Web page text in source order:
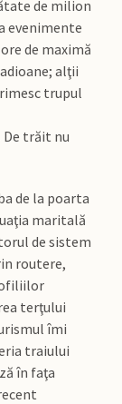
de milion
evenimente
de maximă
alţii
trupul
trăit nu
de la poarta
maritală
de sistem
routere,
terţului
îmi
traiului
în faţa